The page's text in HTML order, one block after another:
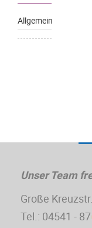
Allgemein
Unser Team
Große
Tel.: 04541 -